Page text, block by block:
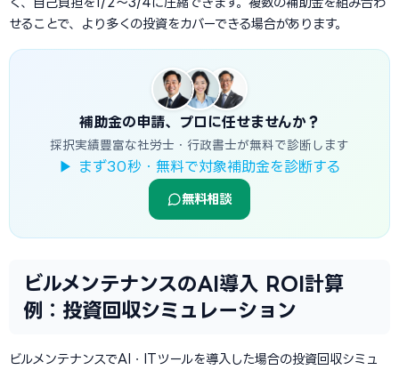
せることで、より多くの投資をカバーできる場合があります。
補助金の申請、プロに任せませんか？
採択実績豊富な社労士・行政書士が無料で診断します
▶ まず30秒・無料で対象補助金を診断する
無料相談
ビルメンテナンスのAI導入 ROI計算
例：投資回収シミュレーション
ビルメンテナンスでAI・ITツールを導入した場合の投資回収シミュ